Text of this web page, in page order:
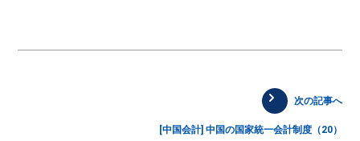
次の記事へ
[中国会計] 中国の国家統一会計制度（20）